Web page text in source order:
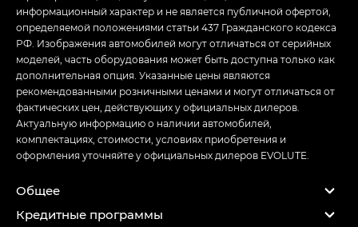
информационный характер и не является публичной офертой,
определяемой положениями статьи 437 Гражданского кодекса
РФ. Изображения автомобилей могут отличаться от серийных
моделей, часть оборудования может быть доступна только как
дополнительная опция. Указанные цены являются
рекомендованными розничными ценами и могут отличаться от
фактических цен, действующих у официальных дилеров.
Актуальную информацию о наличии автомобилей,
комплектациях, стоимости, условиях приобретения и
оформления уточняйте у официальных дилеров EVOLUTE.
Общее
Кредитные программы